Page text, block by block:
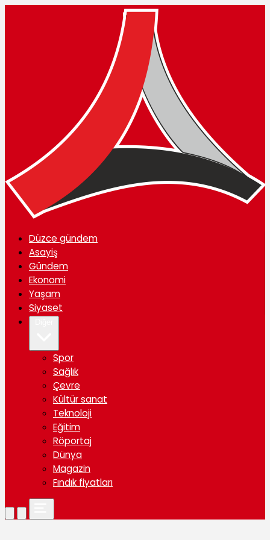
Düzce gündem
Asayiş
Gündem
Ekonomi
Yaşam
Siyaset
Spor
Sağlık
Çevre
Kültür sanat
Teknoloji
Eğitim
Röportaj
Dünya
Magazin
Fındık fiyatları